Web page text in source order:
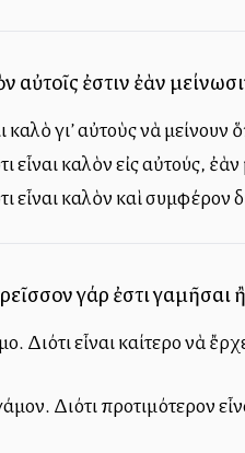
αὐτοῖς ἐστιν ἐὰν
καλὸ γι’ αὐτοὺς νὰ μείνουν
εἶναι καλὸν εἰς αὐτούς,
εἶναι καλὸν καὶ
γάρ ἐστι γαμῆσαι
εἶναι καλλίτερο νὰ
Διότι προτιμότερον